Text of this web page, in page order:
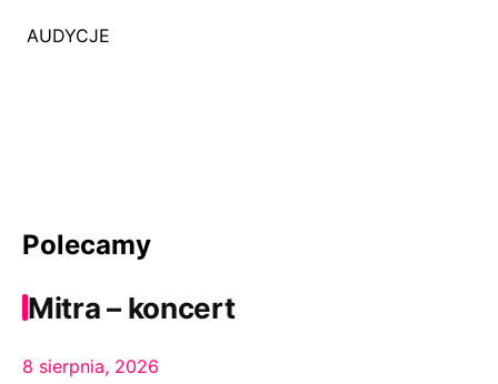
AUDYCJE
Polecamy
Mitra – koncert
8 sierpnia, 2026